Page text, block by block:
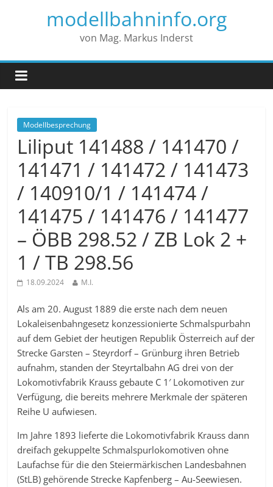
modellbahninfo.org
von Mag. Markus Inderst
Modellbesprechung
Liliput 141488 / 141470 /
141471 / 141472 / 141473
/ 140910/1 / 141474 /
141475 / 141476 / 141477
– ÖBB 298.52 / ZB Lok 2 +
1 / TB 298.56
18.09.2024 M.I.
Als am 20. August 1889 die erste nach dem neuen
Lokaleisenbahngesetz konzessionierte Schmalspurbahn
auf dem Gebiet der heutigen Republik Österreich auf der
Strecke Garsten – Steyrdorf – Grünburg ihren Betrieb
aufnahm, standen der Steyrtalbahn AG drei von der
Lokomotivfabrik Krauss gebaute C 1′ Lokomotiven zur
Verfügung, die bereits mehrere Merkmale der späteren
Reihe U aufwiesen.
Im Jahre 1893 lieferte die Lokomotivfabrik Krauss dann
dreifach gekuppelte Schmalspurlokomotiven ohne
Laufachse für die den Steiermärkischen Landesbahnen
(StLB) gehörende Strecke Kapfenberg – Au-Seewiesen.